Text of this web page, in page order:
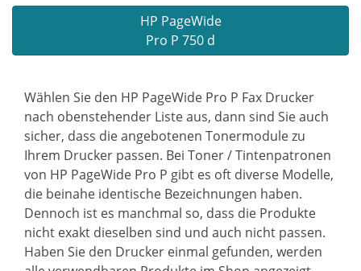
HP PageWide
Pro P 750 d
Wählen Sie den HP PageWide Pro P Fax Drucker
nach obenstehender Liste aus, dann sind Sie auch
sicher, dass die angebotenen Tonermodule zu
Ihrem Drucker passen. Bei Toner / Tintenpatronen
von HP PageWide Pro P gibt es oft diverse Modelle,
die beinahe identische Bezeichnungen haben.
Dennoch ist es manchmal so, dass die Produkte
nicht exakt dieselben sind und auch nicht passen.
Haben Sie den Drucker einmal gefunden, werden